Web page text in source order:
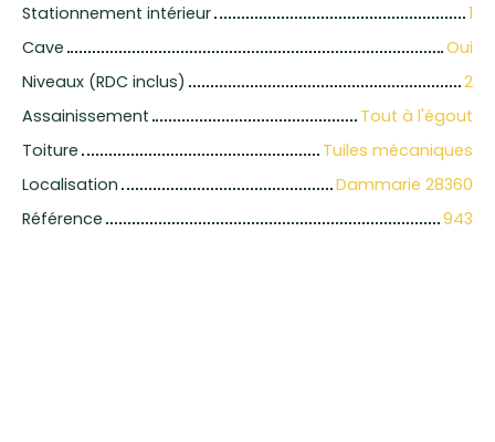
Stationnement intérieur
1
Cave
Oui
Niveaux (RDC inclus)
2
Assainissement
Tout à l'égout
Toiture
Tuiles mécaniques
Localisation
Dammarie 28360
Référence
943